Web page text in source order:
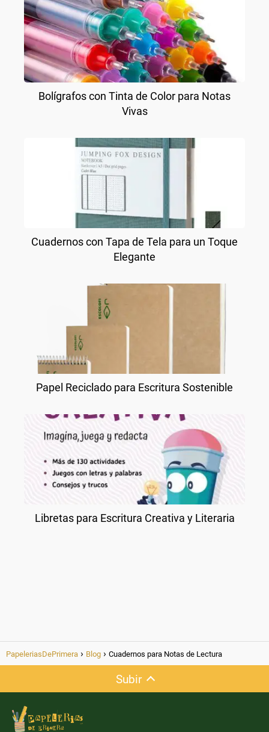
Bolígrafos con Tinta de Color para Notas
Vivas
Cuadernos con Tapa de Tela para un Toque
Elegante
Papel Reciclado para Escritura Sostenible
Libretas para Escritura Creativa y Literaria
PapeleriasDePrimera Blog Cuadernos para Notas de Lectura
Subir